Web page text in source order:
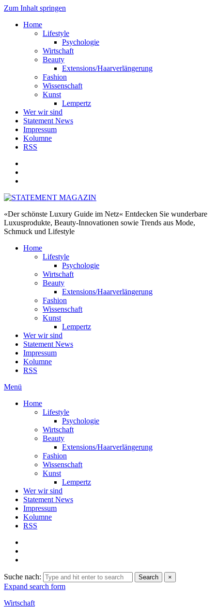
Zum Inhalt springen
Home
Lifestyle
Psychologie
Wirtschaft
Beauty
Extensions/Haarverlängerung
Fashion
Wissenschaft
Kunst
Lempertz
Wer wir sind
Statement News
Impressum
Kolumne
RSS
«Der schönste Luxury Guide im Netz« Entdecken Sie wunderbare
Luxusprodukte, Beauty-Innovationen sowie Trends aus Mode,
Schmuck und Lifestyle
Home
Lifestyle
Psychologie
Wirtschaft
Beauty
Extensions/Haarverlängerung
Fashion
Wissenschaft
Kunst
Lempertz
Wer wir sind
Statement News
Impressum
Kolumne
RSS
Menü
Home
Lifestyle
Psychologie
Wirtschaft
Beauty
Extensions/Haarverlängerung
Fashion
Wissenschaft
Kunst
Lempertz
Wer wir sind
Statement News
Impressum
Kolumne
RSS
Suche nach: Search ×
Expand search form
Wirtschaft